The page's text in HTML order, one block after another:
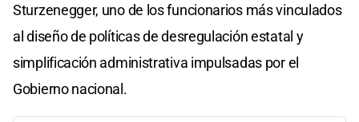
Sturzenegger, uno de los funcionarios más vinculados
al diseño de políticas de desregulación estatal y
simplificación administrativa impulsadas por el
Gobierno nacional.